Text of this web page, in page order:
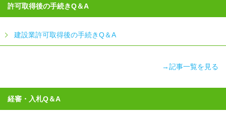
許可取得後の手続きQ＆A
建設業許可取得後の手続きQ＆A
→記事一覧を見る
経審・入札Q＆A